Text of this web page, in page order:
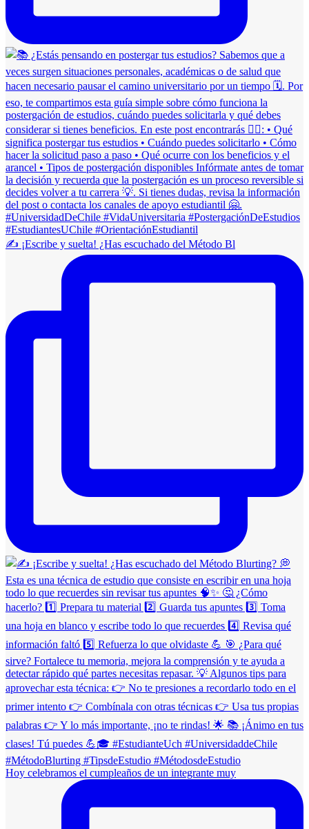
✍️ ¡Escribe y suelta! ¿Has escuchado del Método Bl
Hoy celebramos el cumpleaños de un integrante muy